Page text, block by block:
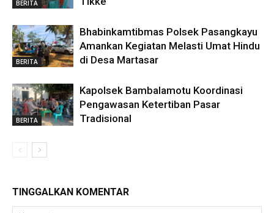
BERITA
BERITA
Bhabinkamtibmas Polsek Pasangkayu
Amankan Kegiatan Melasti Umat Hindu
di Desa Martasar
BERITA
Kapolsek Bambalamotu Koordinasi
Pengawasan Ketertiban Pasar
Tradisional
TINGGALKAN KOMENTAR